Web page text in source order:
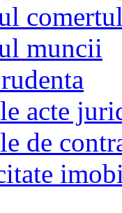
muncii
acte
de